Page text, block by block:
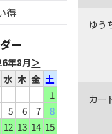
得
ー
年8月＞
水 木 金 土
1
5 6 7
8
12 13 14 15
ゆう
カー